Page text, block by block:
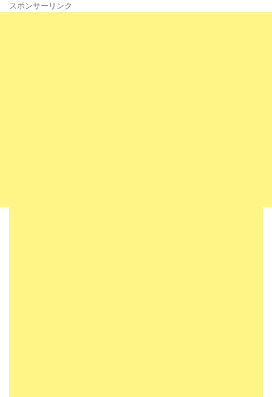
スポンサーリンク